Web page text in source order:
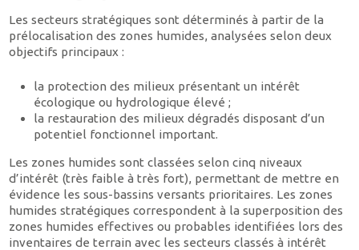
Les secteurs stratégiques sont déterminés à partir de la
prélocalisation des zones humides, analysées selon deux
objectifs principaux :
la protection des milieux présentant un intérêt
écologique ou hydrologique élevé ;
la restauration des milieux dégradés disposant d’un
potentiel fonctionnel important.
Les zones humides sont classées selon cinq niveaux
d’intérêt (très faible à très fort), permettant de mettre en
évidence les sous-bassins versants prioritaires. Les zones
humides stratégiques correspondent à la superposition des
zones humides effectives ou probables identifiées lors des
inventaires de terrain avec les secteurs classés à intérêt